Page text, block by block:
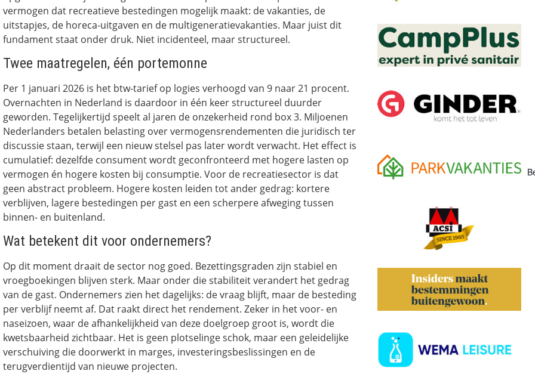
vermogen dat recreatieve bestedingen mogelijk maakt: de vakanties, de
uitstapjes, de horeca-uitgaven en de multigeneratievakanties. Maar juist dit
fundament staat onder druk. Niet incidenteel, maar structureel.
Twee maatregelen, één portemonne
Per 1 januari 2026 is het btw-tarief op logies verhoogd van 9 naar 21 procent.
Overnachten in Nederland is daardoor in één keer structureel duurder
geworden. Tegelijkertijd speelt al jaren de onzekerheid rond box 3. Miljoenen
Nederlanders betalen belasting over vermogensrendementen die juridisch ter
discussie staan, terwijl een nieuw stelsel pas later wordt verwacht. Het effect is
cumulatief: dezelfde consument wordt geconfronteerd met hogere lasten op
vermogen én hogere kosten bij consumptie. Voor de recreatiesector is dat
geen abstract probleem. Hogere kosten leiden tot ander gedrag: kortere
verblijven, lagere bestedingen per gast en een scherpere afweging tussen
binnen- en buitenland.
Wat betekent dit voor ondernemers?
Op dit moment draait de sector nog goed. Bezettingsgraden zijn stabiel en
vroegboekingen blijven sterk. Maar onder die stabiliteit verandert het gedrag
van de gast. Ondernemers zien het dagelijks: de vraag blijft, maar de besteding
per verblijf neemt af. Dat raakt direct het rendement. Zeker in het voor- en
naseizoen, waar de afhankelijkheid van deze doelgroep groot is, wordt die
kwetsbaarheid zichtbaar. Het is geen plotselinge schok, maar een geleidelijke
verschuiving die doorwerkt in marges, investeringsbeslissingen en de
terugverdientijd van nieuwe projecten.